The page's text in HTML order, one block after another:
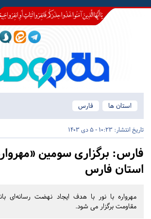
استان ها
فارس
تاریخ انتشار: 10:23 - 5 دی 1403
فارس: برگزاری سومین
استان فارس
مهرواره با نور با هدف ایجاد نهضت رسانه‌ای
مقاومت برگزار می شود.